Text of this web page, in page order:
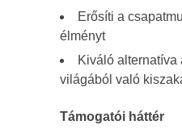
Erősíti a
élményt
Kiváló
világából való
Támogatói háttér